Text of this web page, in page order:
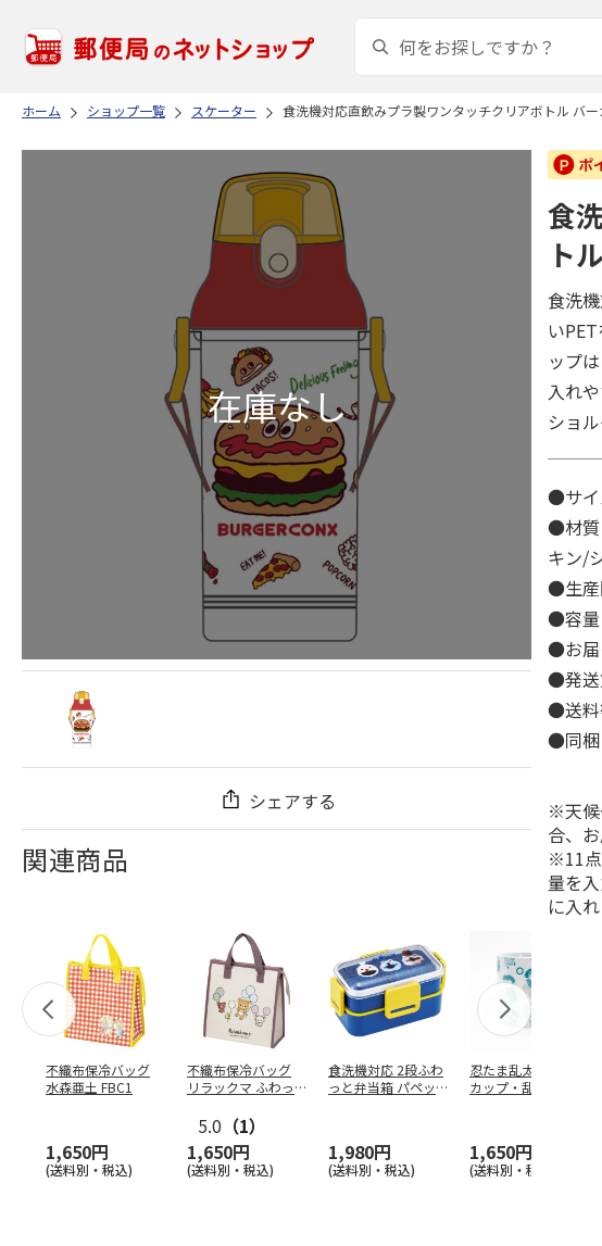
ホーム ショップ一覧 スケーター 食洗機対応直飲みプラ製ワンタッチクリアボトル バ
シェアする
関連商品
不織布保冷バッグ
水森亜土 FBC1
1,650円
(送料別・税込)
不織布保冷バッグ
リラックマ ふわっ
5.0 （1）
1,650円
(送料別・税込)
食洗機対応 2段ふわ
っと弁当箱 パペッ
1,980円
(送料別・税込)
忍たま乱太郎 マグ
カップ・乱太郎・き
1,650円
(送料別・税込)
食
ト
食洗
い
ップ
入れ
ショ
●サ
●材質
キン/
●生産
●容量
●お届
●発送
●送料
●同梱
※天候
合、
※11
量を
に入